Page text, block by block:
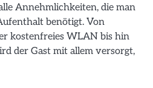
Annehmlichkeiten, die man
benötigt. Von
kostenfreies WLAN bis hin
der Gast mit allem versorgt,